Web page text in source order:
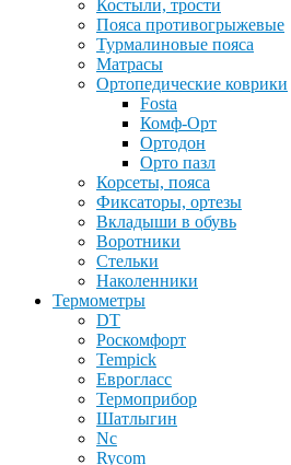
Костыли, трости
Пояса противогрыжевые
Турмалиновые пояса
Матрасы
Ортопедические коврики
Fosta
Комф-Орт
Ортодон
Орто пазл
Корсеты, пояса
Фиксаторы, ортезы
Вкладыши в обувь
Воротники
Стельки
Наколенники
Термометры
DT
Роскомфорт
Tempick
Еврогласс
Термоприбор
Шатлыгин
Nc
Rycom